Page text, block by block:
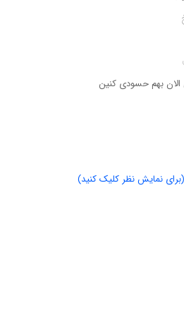
الان بهم حسودی کنین
نمایش نظر کلیک کنید)